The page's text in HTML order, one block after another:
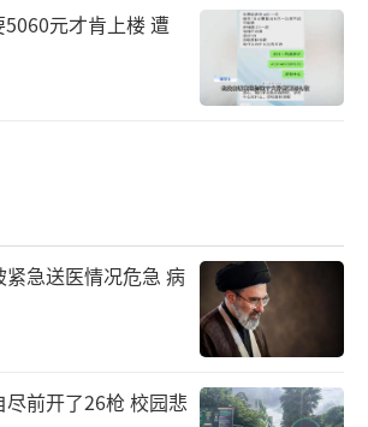
元才肯上楼 遭
急送医情况危急 病
前开了26枪 校园悲